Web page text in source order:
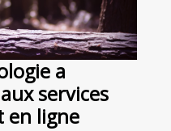
a
services
en ligne